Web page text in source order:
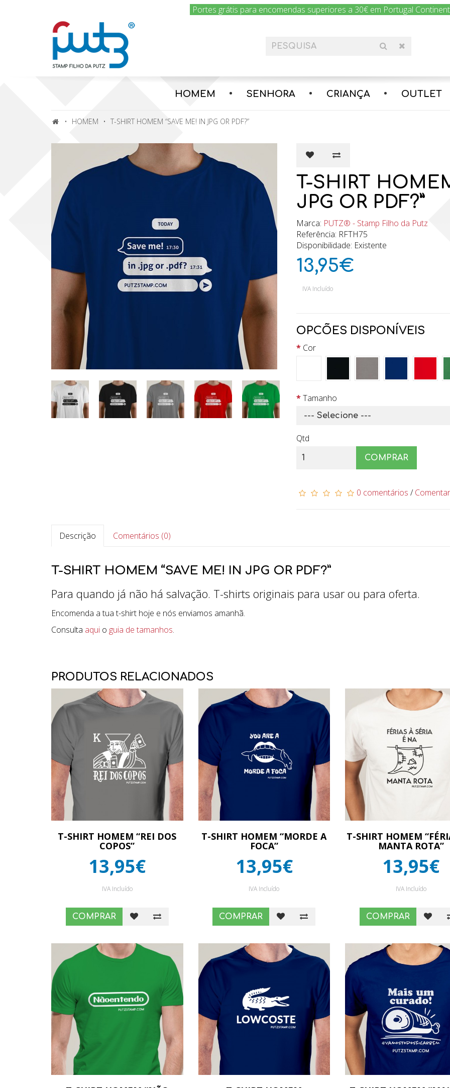
Portes grátis para encomendas superiores a 30€ em Portugal
HOMEM SENHORA CRIANÇA OUTLET
HOMEM T-SHIRT HOMEM “SAVE ME! IN JPG OR PDF?”
T-SHIRT
JPG OR PDF?”
Marca: PUTZ® - Stamp Filho da Putz
Referência: RFTH75
Disponibilidade: Existente
13,95€
IVA Incluído
OPCÕES DISPONÍVEIS
Cor
Tamanho
Qtd
COMPRAR
0 comentários /Comentar
Descrição Comentários (0)
T-SHIRT HOMEM “SAVE ME! IN JPG OR PDF?”
Para quando já não há salvação. T-shirts originais para usar ou para oferta.
Encomenda a tua t-shirt hoje e nós enviamos amanhã.
Consulta aqui o guia de tamanhos.
PRODUTOS RELACIONADOS
T-SHIRT HOMEM “REI DOS
COPOS”
13,95€
IVA Incluído
COMPRAR
T-SHIRT HOMEM “MORDE A
FOCA”
13,95€
IVA Incluído
COMPRAR
T-SHIRT HOMEM
MANTA ROTA”
13,95€
IVA Incluído
COMPRAR